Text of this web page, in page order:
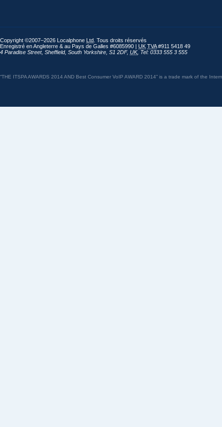
Copyright ©2007–2026 Localphone Ltd . Tous droits réservés
Enregistré en Angleterre & au Pays de Galles #6085990 | UK TVA#911 5418 49
4 Paradise Street, Sheffield, South Yorkshire S1 2DF, UK, Tel: 0333 555 3 555
“THE ITSPA AWARDS 2014 AND Best Consumer VoIP AWARD 2014” is a trade mark of the